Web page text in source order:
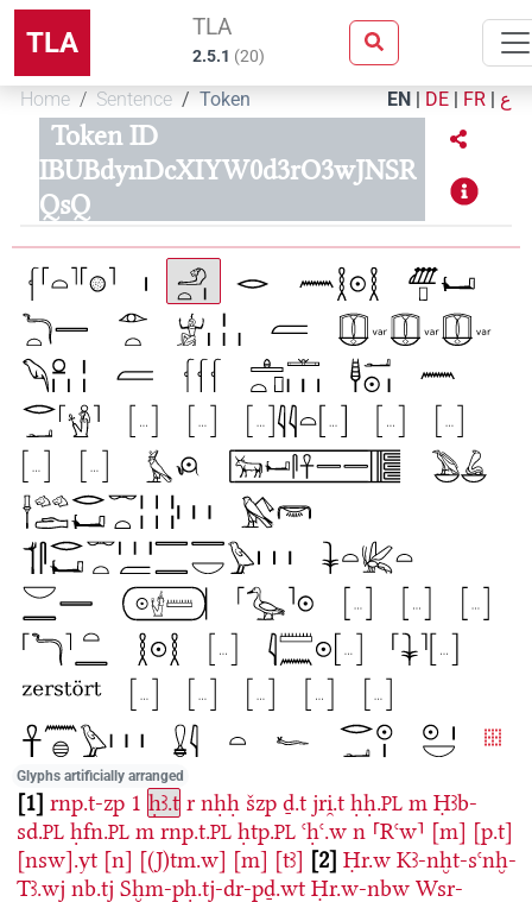
TLA TLA
2.5.1 (20)
Home Sentence Token EN | DE | FR | ع
Token ID
IBUBdynDcXIYW0d3rO3wJNSR
QsQ
Glyphs artificially arranged
1 rnp.t-zp 1 ḥꜣ.t r nḥḥ šzp ḏ.t jri̯.t ḥḥ.PL m Ḥꜣb-
sd.PL ḥfn.PL m rnp.t.PL ḥtp.PL ꜥḥꜥ.w n ⸢Rꜥw⸣ [m] [p.t]
[nsw].yt [n] [(J)tm.w] [m] [tꜣ] 2 Ḥr.w Kꜣ-nḫt-sꜥnḫ-
Tꜣ.wj nb.tj Sḫm-pḥ.tj-dr-pḏ.wt Ḥr.w-nbw Wsr-